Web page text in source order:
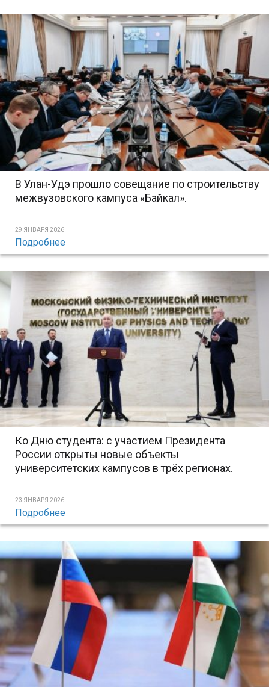
В Улан-Удэ прошло совещание по строительству
межвузовского кампуса «Байкал».
29 ЯНВАРЯ 2026
Подробнее
Ко Дню студента: с участием Президента
России открыты новые объекты
университетских кампусов в трёх регионах.
23 ЯНВАРЯ 2026
Подробнее